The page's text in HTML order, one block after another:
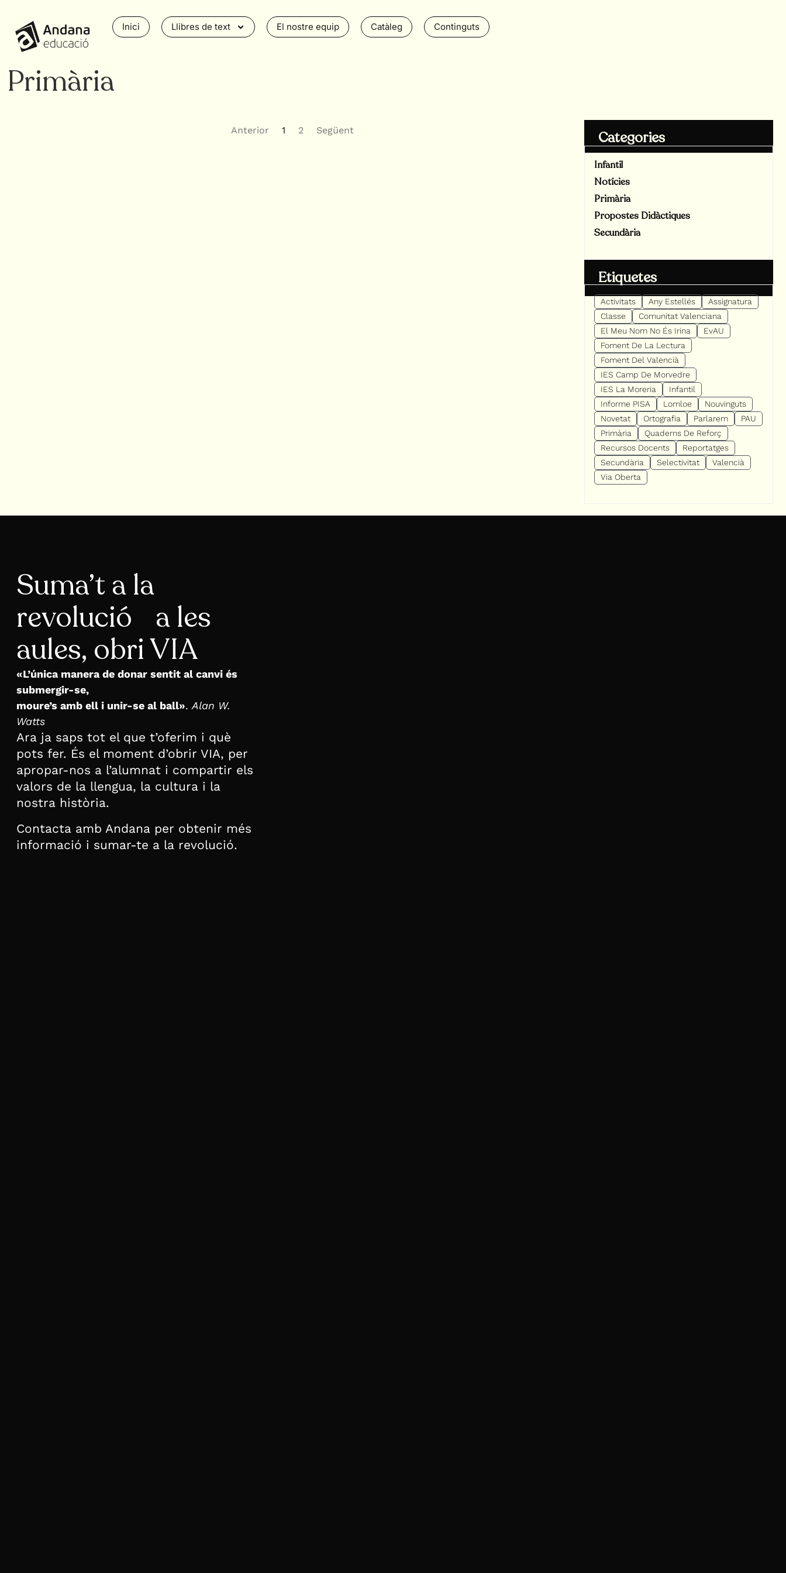
Inici Llibres de text El nostre equip Catàleg Continguts
Primària
Categories
Infantil
Notícies
Primària
Propostes Didàctiques
Secundària
Etiquetes
Activitats Any Estellés
Assignatura
Classe
Comunitat Valenciana
El Meu Nom No És Irina
EvAU
Foment De La Lectura
Foment Del Valencià
IES Camp De Morvedre
IES La Moreria
Infantil
Informe PISA
Lomloe
Nouvinguts
Novetat
Ortografia Parlarem
PAU
Primària
Quaderns De Reforç
Recursos Docents
Reportatges
Secundària
Selectivitat
Valencià
Via Oberta
Anterior 1 2 Següent
Suma’t a la
revolució a les
aules, obri VIA
«L’única manera de donar sentit al canvi és
submergir-se,
moure’s amb ell i unir-se al ball». Alan W.
Watts
Ara ja saps tot el que t’oferim i què
pots fer. És el moment d’obrir VIA, per
apropar-nos a l’alumnat i compartir els
valors de la llengua, la cultura i la
nostra història.
Contacta amb Andana per obtenir més
informació i sumar-te a la revolució.